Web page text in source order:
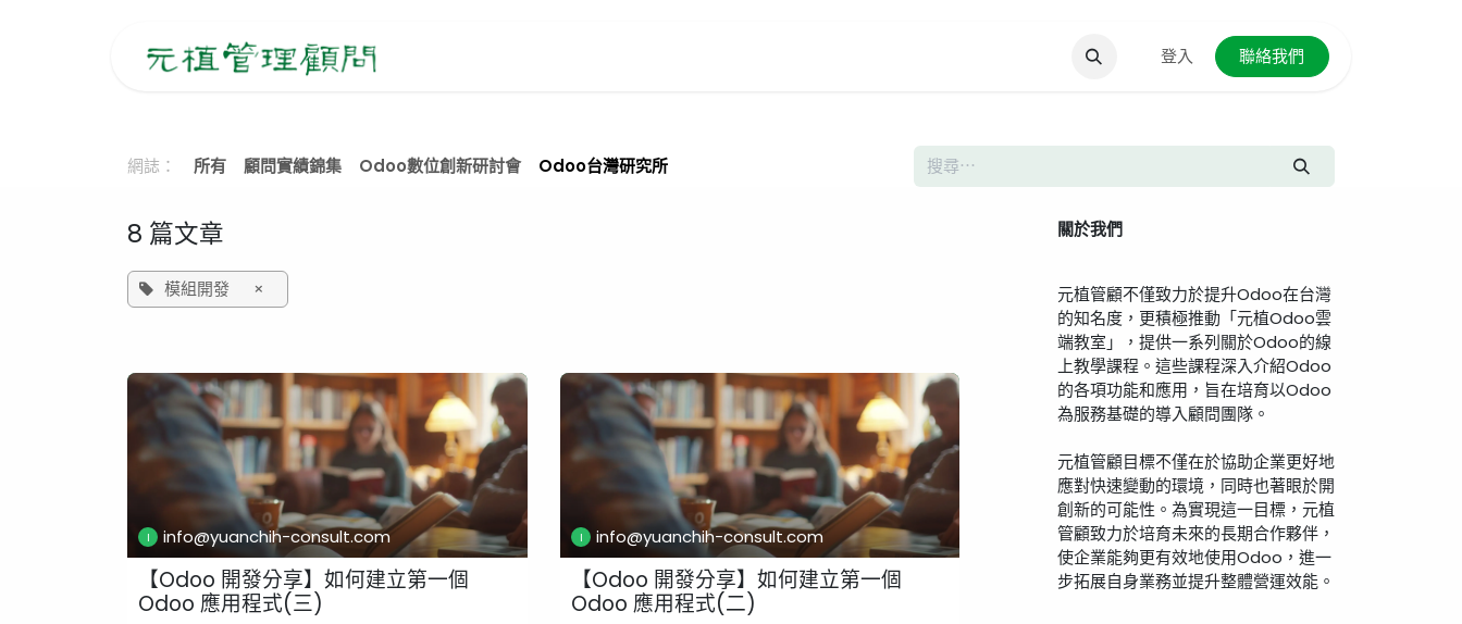
登入 聯絡我們
網誌： 所有 顧問實績錦集 Odoo數位創新研討會 Odoo台灣研究所
8 篇文章
模組開發 ×
info@yuanchih-consult.com
【Odoo 開發分享】如何建立第一個
Odoo 應用程式(三)
info@yuanchih-consult.com
【Odoo 開發分享】如何建立第一個
Odoo 應用程式(二)
關於我們
元植管顧不僅致力於提升Odoo在台灣
的知名度，更積極推動「元植Odoo雲
端教室」，提供一系列關於Odoo的線
上教學課程。這些課程深入介紹Odoo
的各項功能和應用，旨在培育以Odoo
為服務基礎的導入顧問團隊。
元植管顧目標不僅在於協助企業更好地
應對快速變動的環境，同時也著眼於開
創新的可能性。為實現這一目標，元植
管顧致力於培育未來的長期合作夥伴，
使企業能夠更有效地使用Odoo，進一
步拓展自身業務並提升整體營運效能。